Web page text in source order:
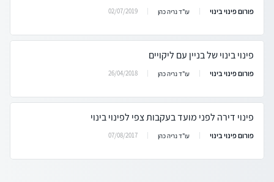
פורום פינוי בינוי עו"ד נריה כהן 02/07/2019
פינוי בינוי של בניין עם ליקויים
פורום פינוי בינוי עו"ד נריה כהן 26/04/2018
פינוי דירה לפני מועד בעקבות צפי לפינוי בינוי
פורום פינוי בינוי עו"ד נריה כהן 07/08/2017